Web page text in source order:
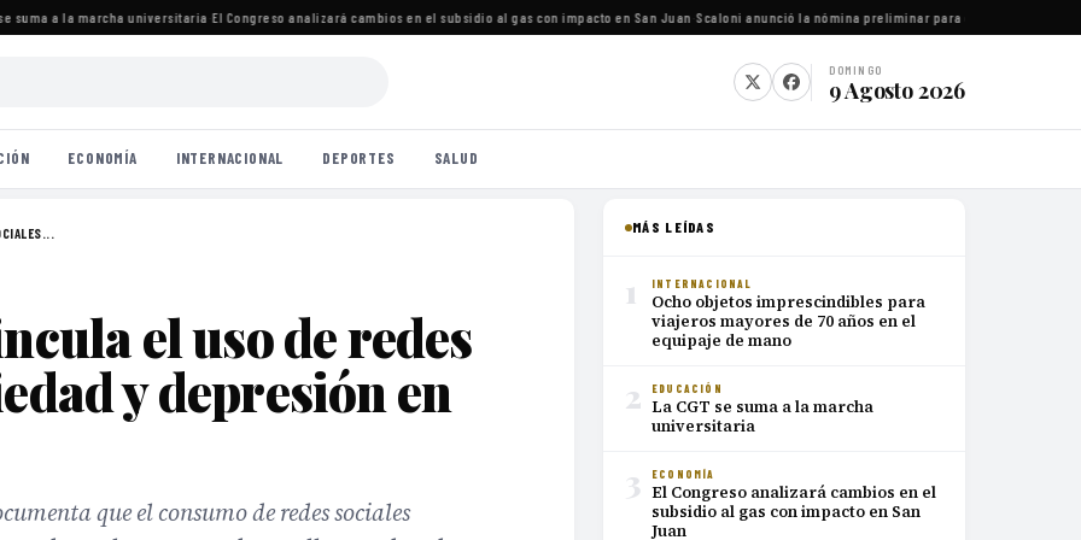
suma a la marcha universitaria·El Congreso analizará cambios en el subsidio al gas con impacto en San Juan·Scaloni anunció la nómina preliminar para el Mundial 2026
DOMINGO
9 Agosto 2026
ECONOMÍA INTERNACIONAL DEPORTES SALUD
el uso de redes
y depresión en
que el consumo de redes sociales
MÁS LEÍDAS
1 INTERNACIONAL
Ocho objetos imprescindibles para
viajeros mayores de 70 años en el
equipaje de mano
2 EDUCACIÓN
La CGT se suma a la marcha
universitaria
3 ECONOMÍA
El Congreso analizará cambios en el
subsidio al gas con impacto en San
Juan